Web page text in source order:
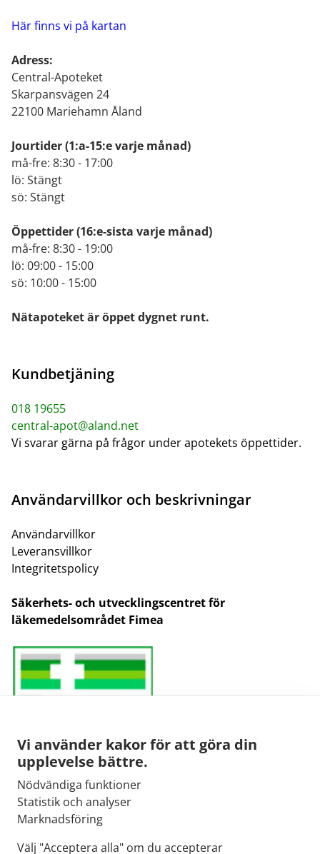
Vi använder kakor för att göra din
upplevelse bättre.
Nödvändiga funktioner
Statistik och analyser
Marknadsföring
Välj "Acceptera alla" om du accepterar
Här finns vi på kartan
Adress:
Central-Apoteket
Skarpansvägen 24
22100 Mariehamn Åland
Jourtider(1:a-15:e varje månad)
må-fre: 8:30 - 17:00
lö: Stängt
sö: Stängt
Öppettider(16:e-sista varje månad)
må-fre: 8:30 - 19:00
lö: 09:00 - 15:00
sö: 10:00 - 15:00
Nätapoteket är öppet dygnet runt.
Kundbetjäning
018 19655
central-apot@aland.net
Vi svarar gärna på frågor under apotekets öppettider.
Användarvillkor och beskrivningar
Användarvillkor
Leveransvillkor
Integritetspolicy
Säkerhets- och utvecklingscentret för
läkemedelsområdet Fimea
E-post:
kirjaamo@fimea.fi
Fimeas växel: